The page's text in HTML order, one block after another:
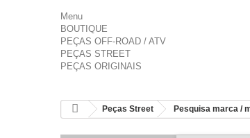
Menu
BOUTIQUE
PEÇAS OFF-ROAD / ATV
PEÇAS STREET
PEÇAS ORIGINAIS
Peças Street Pesquisa marca /